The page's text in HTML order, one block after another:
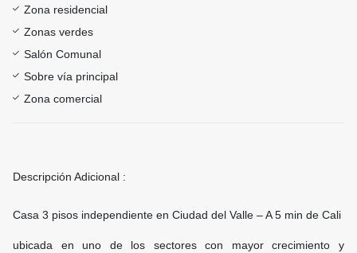
Zona residencial
Zonas verdes
Salón Comunal
Sobre vía principal
Zona comercial
Descripción Adicional :
Casa 3 pisos independiente en Ciudad del Valle – A 5 min de Cali
ubicada en uno de los sectores con mayor crecimiento y